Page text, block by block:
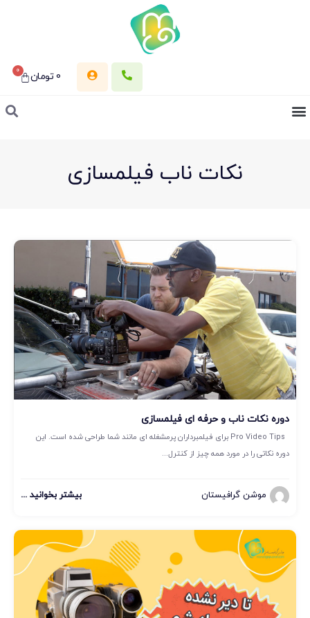
0 تومان 0
نکات ناب فیلمسازی
دوره نکات ناب و حرفه ای فیلمسازی
Pro Video Tips برای فیلمبرداران پرمشغله ای مانند شما طراحی شده است. این
دوره نکاتی را در مورد همه چیز از کنترل...
موشن گرافیستان بیشتر بخوانید ...